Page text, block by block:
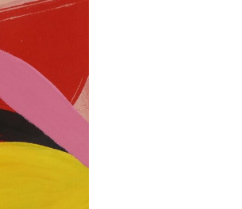
Daten zum Zwecke der
einverstanden. Meine
angegebenen Daten und